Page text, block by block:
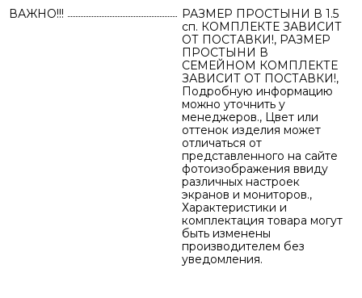
ВАЖНО!!!
РАЗМЕР ПРОСТЫНИ В 1.5
сп. КОМПЛЕКТЕ ЗАВИСИТ
ОТ ПОСТАВКИ!, РАЗМЕР
ПРОСТЫНИ В
СЕМЕЙНОМ КОМПЛЕКТЕ
ЗАВИСИТ ОТ ПОСТАВКИ!,
Подробную информацию
можно уточнить у
менеджеров., Цвет или
оттенок изделия может
отличаться от
представленного на сайте
фотоизображения ввиду
различных настроек
экранов и мониторов.,
Характеристики и
комплектация товара могут
быть изменены
производителем без
уведомления.